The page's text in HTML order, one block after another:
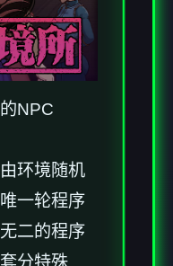
NPC
环境随机
一轮程序
二的程序
分特殊